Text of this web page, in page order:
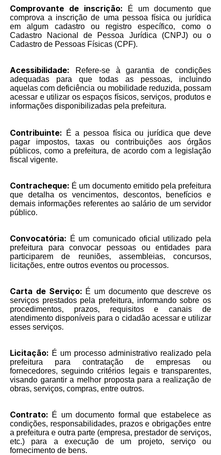
Comprovante de inscrição: É um documento que
comprova a inscrição de uma pessoa física ou jurídica
em algum cadastro ou registro específico, como o
Cadastro Nacional de Pessoa Jurídica (CNPJ) ou o
Cadastro de Pessoas Físicas (CPF).
Acessibilidade: Refere-se à garantia de condições
adequadas para que todas as pessoas, incluindo
aquelas com deficiência ou mobilidade reduzida, possam
acessar e utilizar os espaços físicos, serviços, produtos e
informações disponibilizadas pela prefeitura.
Contribuinte: É a pessoa física ou jurídica que deve
pagar impostos, taxas ou contribuições aos órgãos
públicos, como a prefeitura, de acordo com a legislação
fiscal vigente.
Contracheque: É um documento emitido pela prefeitura
que detalha os vencimentos, descontos, benefícios e
demais informações referentes ao salário de um servidor
público.
Convocatória: É um comunicado oficial utilizado pela
prefeitura para convocar pessoas ou entidades para
participarem de reuniões, assembleias, concursos,
licitações, entre outros eventos ou processos.
Carta de Serviço: É um documento que descreve os
serviços prestados pela prefeitura, informando sobre os
procedimentos, prazos, requisitos e canais de
atendimento disponíveis para o cidadão acessar e utilizar
esses serviços.
Licitação: É um processo administrativo realizado pela
prefeitura para contratação de empresas ou
fornecedores, seguindo critérios legais e transparentes,
visando garantir a melhor proposta para a realização de
obras, serviços, compras, entre outros.
Contrato: É um documento formal que estabelece as
condições, responsabilidades, prazos e obrigações entre
a prefeitura e outra parte (empresa, prestador de serviços,
etc.) para a execução de um projeto, serviço ou
fornecimento de bens.